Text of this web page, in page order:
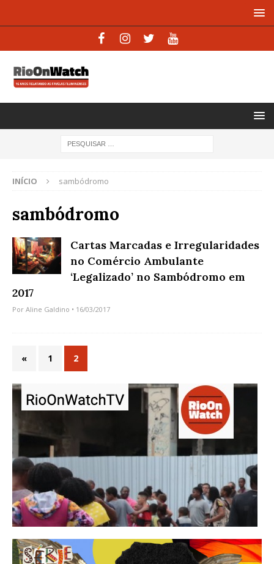
INÍCIO sambódromo
sambódromo
Cartas Marcadas e Irregularidades
no Comércio Ambulante
‘Legalizado’ no Sambódromo em
2017
Por Aline Galdino • 16/03/2017
« 1 2